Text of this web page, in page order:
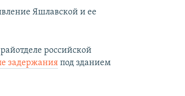
Яшлавской и ее
российской
задержания под зданием